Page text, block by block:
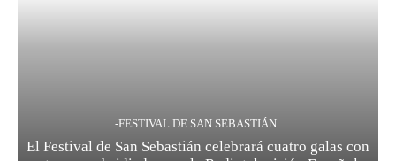
-FESTIVAL DE SAN SEBASTIÁN
El Festival de San Sebastián celebrará cuatro galas con